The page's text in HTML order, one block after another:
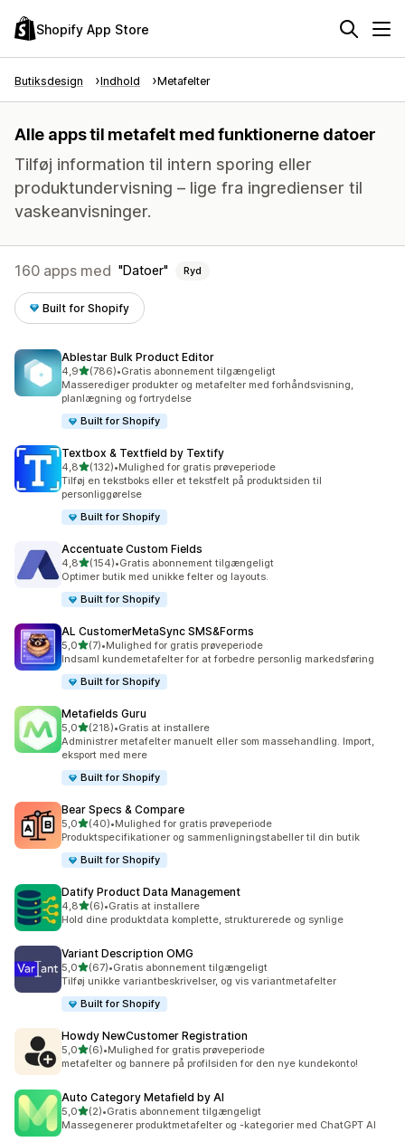
Shopify App Store
Butiksdesign Indhold Metafelter
Alle apps til metafelt med funktionerne datoer
Tilføj information til intern sporing eller
produktundervisning – lige fra ingredienser til
vaskeanvisninger.
160 apps med Datoer Ryd
Built for Shopify
Ablestar Bulk Product Editor
4,9ud af 5 stjerner
(786)
786 anmeldelser i alt
•Gratis abonnement tilgængeligt
Masserediger produkter og metafelter med forhåndsvisning,
planlægning og fortrydelse
Built for Shopify
Textbox & Textfield by Textify
4,8ud af 5 stjerner
(132)
132 anmeldelser i alt
•Mulighed for gratis prøveperiode
Tilføj en tekstboks eller et tekstfelt på produktsiden til
personliggørelse
Built for Shopify
Accentuate Custom Fields
4,8ud af 5 stjerner
(154)
154 anmeldelser i alt
•Gratis abonnement tilgængeligt
Optimer butik med unikke felter og layouts.
Built for Shopify
AL CustomerMetaSync SMS&Forms
5,0ud af 5 stjerner
(7)
7 anmeldelser i alt
•Mulighed for gratis prøveperiode
Indsaml kundemetafelter for at forbedre personlig markedsføring
Built for Shopify
Metafields Guru
5,0ud af 5 stjerner
(218)
218 anmeldelser i alt
•Gratis at installere
Administrer metafelter manuelt eller som massehandling. Import,
eksport med mere
Built for Shopify
Bear Specs & Compare
5,0ud af 5 stjerner
(40)
40 anmeldelser i alt
•Mulighed for gratis prøveperiode
Produktspecifikationer og sammenligningstabeller til din butik
Built for Shopify
Datify Product Data Management
4,8ud af 5 stjerner
(6)
6 anmeldelser i alt
•Gratis at installere
Hold dine produktdata komplette, strukturerede og synlige
Variant Description OMG
5,0ud af 5 stjerner
(67)
67 anmeldelser i alt
•Gratis abonnement tilgængeligt
Tilføj unikke variantbeskrivelser, og vis variantmetafelter
Built for Shopify
Howdy NewCustomer Registration
5,0ud af 5 stjerner
(6)
6 anmeldelser i alt
•Mulighed for gratis prøveperiode
metafelter og bannere på profilsiden for den nye kundekonto!
Auto Category Metafield by AI
5,0ud af 5 stjerner
(2)
2 anmeldelser i alt
•Gratis abonnement tilgængeligt
Massegenerer produktmetafelter og -kategorier med ChatGPT AI